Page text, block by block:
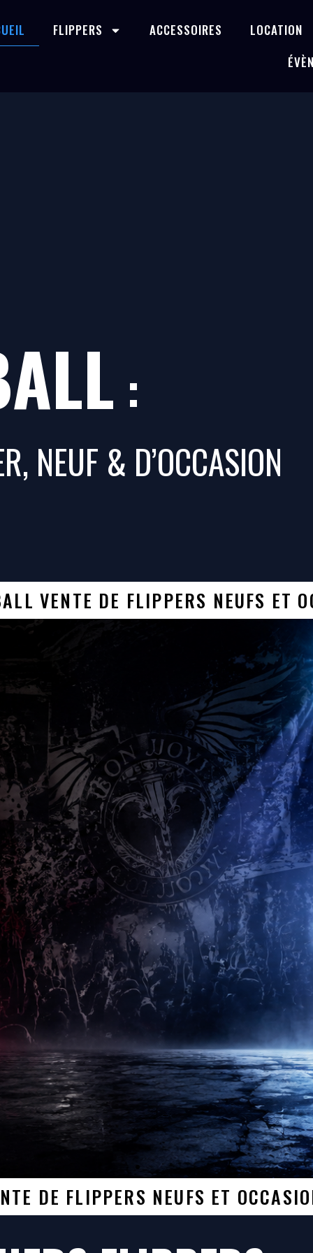
FLIPPERS ACCESSOIRES
LOCATION
:
NEUF & D’OCCASION
VENTE DE FLIPPERS NEUFS ET
DE FLIPPERS NEUFS ET